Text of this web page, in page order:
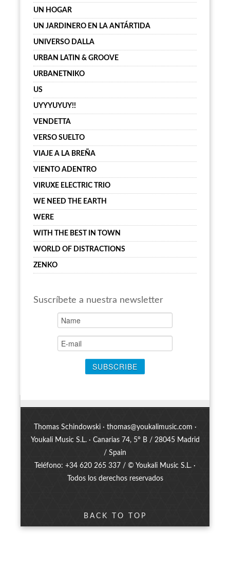
UN HOGAR
UN JARDINERO EN LA ANTÁRTIDA
UNIVERSO DALLA
URBAN LATIN & GROOVE
URBANETNIKO
US
UYYYUYUY!!
VENDETTA
VERSO SUELTO
VIAJE A LA BREÑA
VIENTO ADENTRO
VIRUXE ELECTRIC TRIO
WE NEED THE EARTH
WERE
WITH THE BEST IN TOWN
WORLD OF DISTRACTIONS
ZENKO
Suscríbete a nuestra newsletter
Thomas Schindowski · thomas@youkalimusic.com ·
Youkali Music S.L. · Canarias 74, 5º B / 28045 Madrid
/ Spain
Teléfono: +34 620 265 337 / © Youkali Music S.L. ·
Todos los derechos reservados
BACK TO TOP